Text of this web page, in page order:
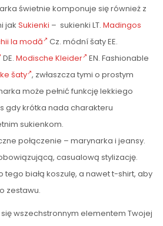
świetnie komponuje się również z
jak Sukienki – sukienki LT. Madingos
la modă
Cz. módní šaty EE.
DE. Modische Kleider EN. Fashionable
šaty , zwłaszcza tymi o prostym
może pełnić funkcję lekkiego
gdy krótka nada charakteru
sukienkom.
połączenie – marynarka i jeansy.
casualową stylizację.
tego białą koszulę, a nawet t-shirt, aby
zestawu.
wszechstronnym elementem Twojej